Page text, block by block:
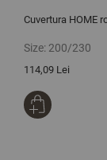
Cuvertura HOME
Size: 200/230
114,09 Lei